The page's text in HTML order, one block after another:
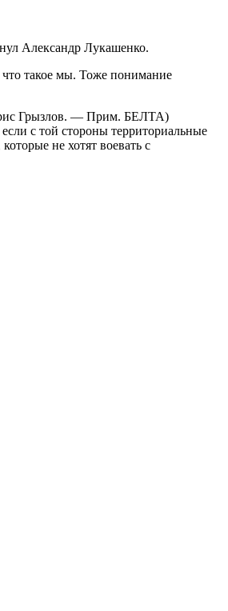
Александр Лукашенко.
что такое мы. Тоже понимание
Грызлов. — Прим. БЕЛТА)
с той стороны территориальные
не хотят воевать с